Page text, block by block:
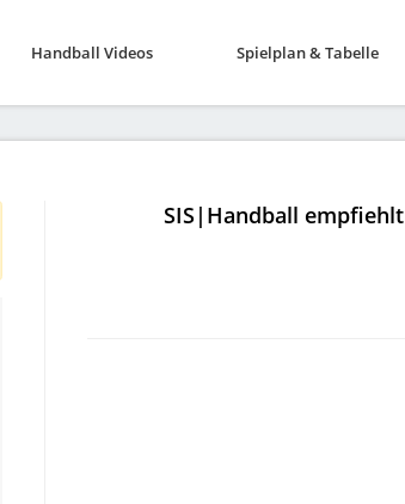
Handball Videos Spielplan & Tabelle
SIS|Handball empfiehlt